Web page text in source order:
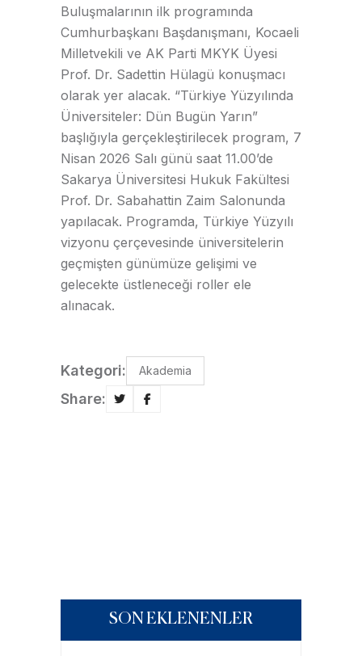
Buluşmalarının ilk programında
Cumhurbaşkanı Başdanışmanı, Kocaeli
Milletvekili ve AK Parti MKYK Üyesi
Prof. Dr. Sadettin Hülagü konuşmacı
olarak yer alacak. “Türkiye Yüzyılında
Üniversiteler: Dün Bugün Yarın”
başlığıyla gerçekleştirilecek program, 7
Nisan 2026 Salı günü saat 11.00’de
Sakarya Üniversitesi Hukuk Fakültesi
Prof. Dr. Sabahattin Zaim Salonunda
yapılacak. Programda, Türkiye Yüzyılı
vizyonu çerçevesinde üniversitelerin
geçmişten günümüze gelişimi ve
gelecekte üstleneceği roller ele
alınacak.
Kategori: Akademia
Share:
SON EKLENENLER